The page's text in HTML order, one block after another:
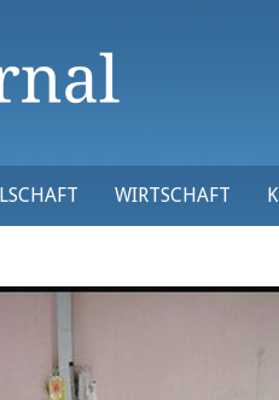
WIRTSCHAFT